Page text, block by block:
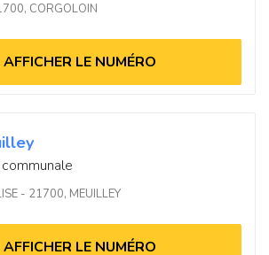
CORGOLOIN
AFFICHER LE NUMÉRO
- 21700, MEUILLEY
AFFICHER LE NUMÉRO